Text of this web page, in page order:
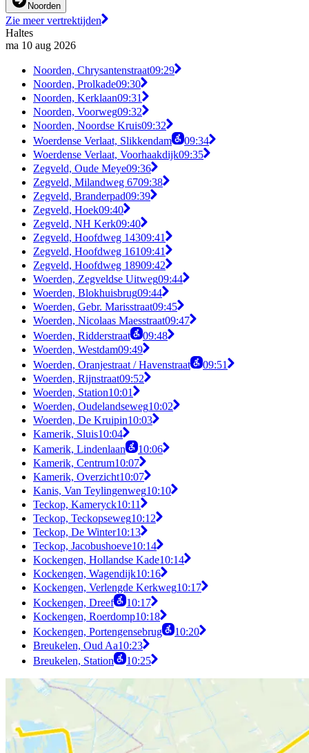
Noorden
Zie meer vertrektijden
Haltes
ma 10 aug 2026
Noorden, Chrysantenstraat09:29
Noorden, Prolkade09:30
Noorden, Kerklaan09:31
Noorden, Voorweg09:32
Noorden, Noordse Kruis09:32
Woerdense Verlaat, Slikkendam
09:34
Woerdense Verlaat, Voorhaakdijk09:35
Zegveld, Oude Meye09:36
Zegveld, Milandweg 6709:38
Zegveld, Branderpad09:39
Zegveld, Hoek09:40
Zegveld, NH Kerk09:40
Zegveld, Hoofdweg 14309:41
Zegveld, Hoofdweg 16109:41
Zegveld, Hoofdweg 18909:42
Woerden, Zegveldse Uitweg09:44
Woerden, Blokhuisbrug09:44
Woerden, Gebr. Marisstraat09:45
Woerden, Nicolaas Maesstraat09:47
Woerden, Ridderstraat
09:48
Woerden, Westdam09:49
Woerden, Oranjestraat / Havenstraat
09:51
Woerden, Rijnstraat09:52
Woerden, Station10:01
Woerden, Oudelandseweg10:02
Woerden, De Kruipin10:03
Kamerik, Sluis10:04
Kamerik, Lindenlaan
10:06
Kamerik, Centrum10:07
Kamerik, Overzicht10:07
Kanis, Van Teylingenweg10:10
Teckop, Kameryck10:11
Teckop, Teckopseweg10:12
Teckop, De Winter10:13
Teckop, Jacobushoeve10:14
Kockengen, Hollandse Kade10:14
Kockengen, Wagendijk10:16
Kockengen, Verlengde Kerkweg10:17
Kockengen, Dreef
10:17
Kockengen, Roerdomp10:18
Kockengen, Portengensebrug
10:20
Breukelen, Oud Aa10:23
Breukelen, Station
10:25